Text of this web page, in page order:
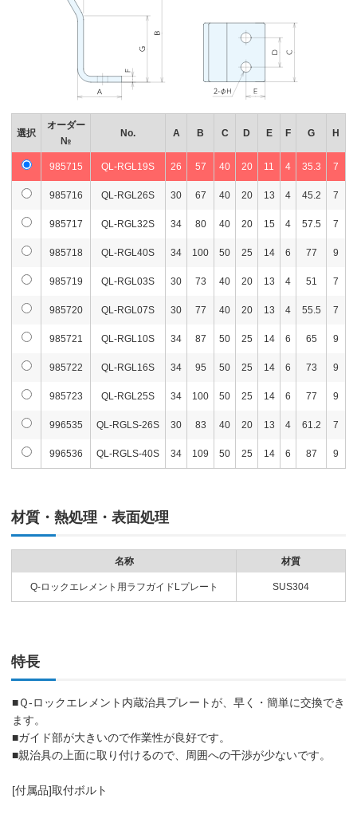
選択
オーダー
№
No. A B C D E F G H
985715 QL-RGL19S 26 57 40 20 11 4 35.3 7
985716 QL-RGL26S 30 67 40 20 13 4 45.2 7
985717 QL-RGL32S 34 80 40 20 15 4 57.5 7
985718 QL-RGL40S 34 100 50 25 14 6 77 9
985719 QL-RGL03S 30 73 40 20 13 4 51 7
985720 QL-RGL07S 30 77 40 20 13 4 55.5 7
985721 QL-RGL10S 34 87 50 25 14 6 65 9
985722 QL-RGL16S 34 95 50 25 14 6 73 9
985723 QL-RGL25S 34 100 50 25 14 6 77 9
996535 QL-RGLS-26S 30 83 40 20 13 4 61.2 7
996536 QL-RGLS-40S 34 109 50 25 14 6 87 9
材質・熱処理・表面処理
名称 材質
Q-ロックエレメント用ラフガイドLプレート SUS304
特長
■Ｑ-ロックエレメント内蔵治具プレートが、早く・簡単に交換でき
ます。
■ガイド部が大きいので作業性が良好です。
■親治具の上面に取り付けるので、周囲への干渉が少ないです。
[付属品]取付ボルト